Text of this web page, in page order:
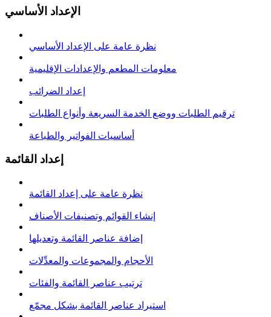
الإعداد الأساسي
نظرة عامة على الإعداد الأساسي
معلومات المطعم والإعدادات الإقليمية
إعداد الضرائب
ترقيم الطلبات ووضع الخدمة السريعة وأنواع الطلبات
أساسيات الفواتير والطباعة
إعداد القائمة
نظرة عامة على إعداد القائمة
إنشاء القوائم وتصنيفات الأصناف
إضافة عناصر القائمة وتعديلها
الأحجام والمجموعات والمعدِّلات
ترتيب عناصر القائمة والفئات
استيراد عناصر القائمة بشكل مجمّع